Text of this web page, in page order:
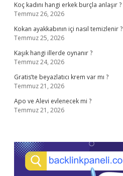
Koç kadını hangi erkek burçla anlaşır ?
Temmuz 26, 2026
Kokan ayakkabının içi nasıl temizlenir ?
Temmuz 25, 2026
Kaşık hangi illerde oynanır ?
Temmuz 24, 2026
Gratis’te beyazlatıcı krem var mı ?
Temmuz 21, 2026
Apo ve Alevi evlenecek mi ?
Temmuz 21, 2026